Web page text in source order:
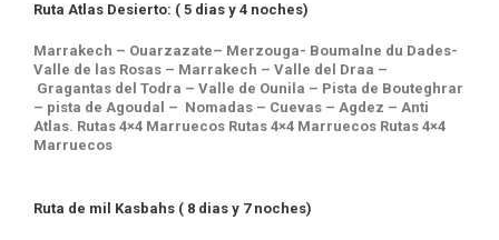
Ruta Atlas Desierto: ( 5 dias y 4 noches)
Marrakech – Ouarzazate– Merzouga- Boumalne du Dades-
Valle de las Rosas – Marrakech – Valle del Draa –
Gragantas del Todra – Valle de Ounila – Pista de Bouteghrar
– pista de Agoudal – Nomadas – Cuevas – Agdez – Anti
Atlas. Rutas 4×4 Marruecos Rutas 4×4 Marruecos Rutas 4×4
Marruecos
Ruta de mil Kasbahs ( 8 dias y 7 noches)